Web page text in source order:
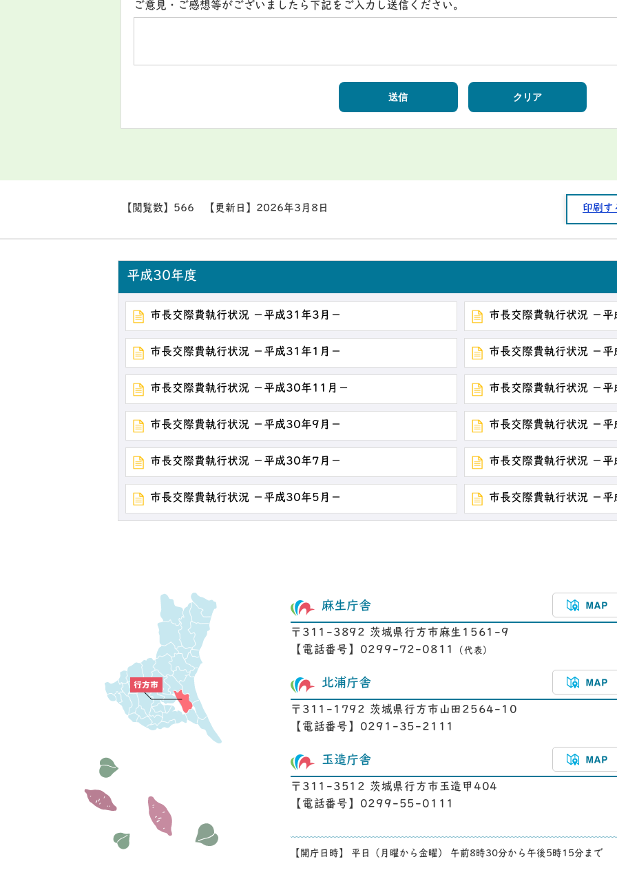
ご意見・ご感想等がございましたら下記をご入力し送信ください。
【閲覧数】 566 【更新日】 2026年3月8日 印刷す
平成30年度
市長交際費執行状況 －平成31年3月－ 市長交際費執行状況 －
市長交際費執行状況 －平成31年1月－ 市長交際費執行状況 －
市長交際費執行状況 －平成30年11月－ 市長交際費執行状況 －
市長交際費執行状況 －平成30年9月－ 市長交際費執行状況 －
市長交際費執行状況 －平成30年7月－ 市長交際費執行状況 －
市長交際費執行状況 －平成30年5月－ 市長交際費執行状況 －
麻生庁舎
〒311-3892 茨城県行方市麻生1561-9
【電話番号】0299-72-0811
（代表）
北浦庁舎
〒311-1792 茨城県行方市山田2564-10
【電話番号】0291-35-2111
玉造庁舎
〒311-3512 茨城県行方市玉造甲404
【電話番号】0299-55-0111
【開庁日時】 平日（月曜から金曜） 午前8時30分から午後5時15分まで